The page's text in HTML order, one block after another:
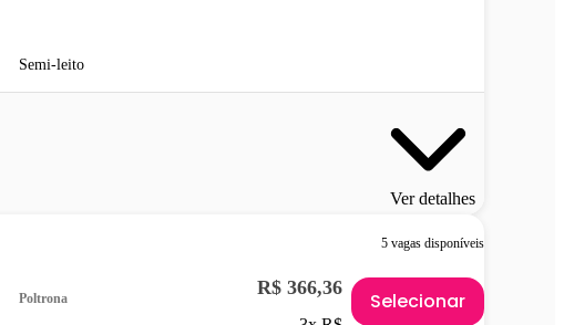
Semi-leito
Ver detalhes
5 vagas disponíveis
Poltrona R$ 366,36
Selecionar